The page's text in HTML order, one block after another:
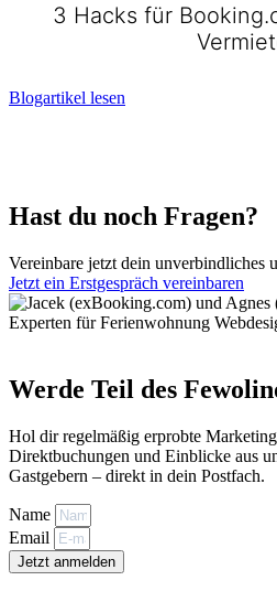
3 Hacks für
Blogartikel lesen
Hast du noch Fragen?
Vereinbare jetzt dein unverbindliches
Jetzt ein Erstgespräch vereinbaren
Werde Teil des
Hol dir regelmäßig erprobte
Direktbuchungen und Einblicke aus
Gastgebern – direkt in dein Postfach.
Name
Email
Jetzt anmelden